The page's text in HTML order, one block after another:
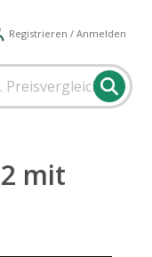
Registrieren / Anmelden
mit